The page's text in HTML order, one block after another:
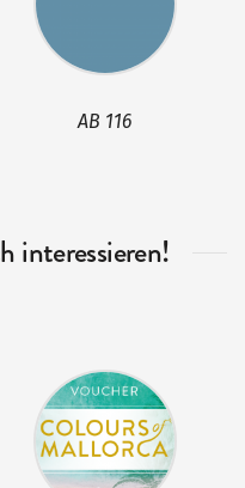
AB 116
interessieren!